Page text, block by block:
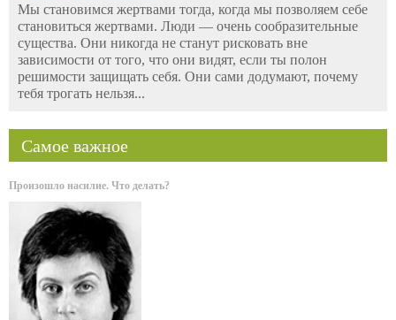
Самое важное
Произошло насилие. Что делать?
Мы становимся жертвами тогда, когда мы позволяем себе
становиться жертвами. Люди — очень сообразительные
существа. Они никогда не станут рисковать вне
зависимости от того, что они видят, если ты полон
решимости защищать себя. Они сами додумают, почему
тебя трогать нельзя...